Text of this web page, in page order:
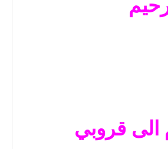
قروبي